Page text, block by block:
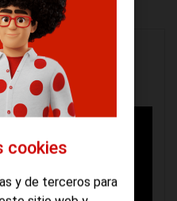
al Futuro
cookies
y de terceros para